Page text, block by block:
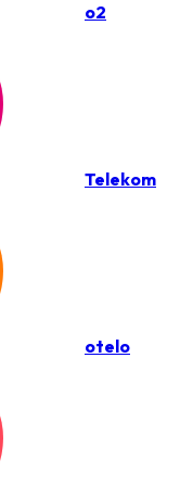
o2
Telekom
otelo